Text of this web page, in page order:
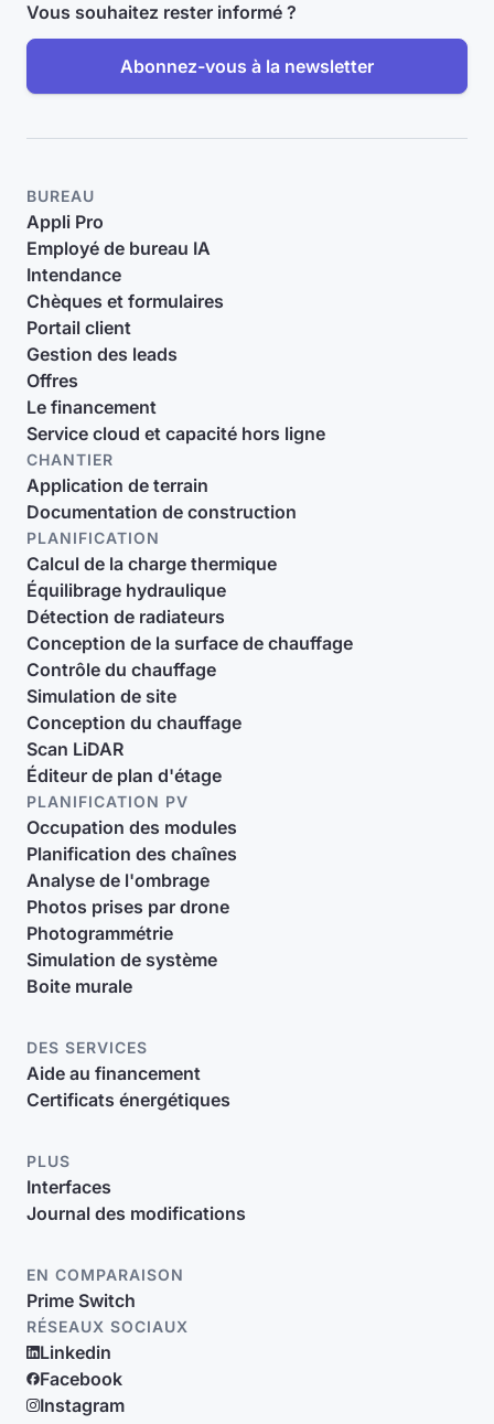
Vous souhaitez rester informé ?
Abonnez-vous à la newsletter
BUREAU
Appli Pro
Employé de bureau IA
Intendance
Chèques et formulaires
Portail client
Gestion des leads
Offres
Le financement
Service cloud et capacité hors ligne
CHANTIER
Application de terrain
Documentation de construction
PLANIFICATION
Calcul de la charge thermique
Équilibrage hydraulique
Détection de radiateurs
Conception de la surface de chauffage
Contrôle du chauffage
Simulation de site
Conception du chauffage
Scan LiDAR
Éditeur de plan d'étage
PLANIFICATION PV
Occupation des modules
Planification des chaînes
Analyse de l'ombrage
Photos prises par drone
Photogrammétrie
Simulation de système
Boite murale
DES SERVICES
Aide au financement
Certificats énergétiques
PLUS
Interfaces
Journal des modifications
EN COMPARAISON
Prime Switch
RÉSEAUX SOCIAUX
Linkedin
Facebook
Instagram